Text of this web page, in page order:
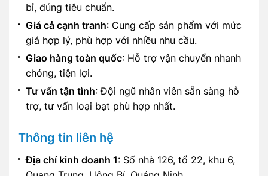
bỉ, đúng tiêu chuẩn.
Giá cả cạnh tranh: Cung cấp sản phẩm với mức
giá hợp lý, phù hợp với nhiều nhu cầu.
Giao hàng toàn quốc: Hỗ trợ vận chuyển nhanh
chóng, tiện lợi.
Tư vấn tận tình: Đội ngũ nhân viên sẵn sàng hỗ
trợ, tư vấn loại bạt phù hợp nhất.
Thông tin liên hệ
Địa chỉ kinh doanh 1: Số nhà 126, tổ 22, khu 6,